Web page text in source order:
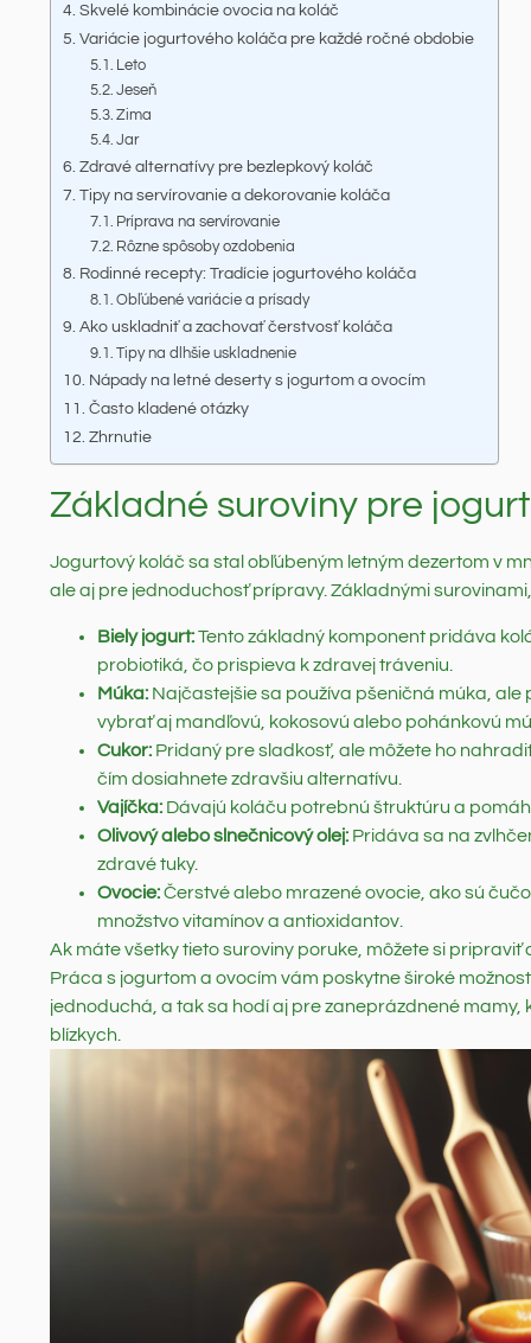
Skvelé kombinácie ovocia na koláč
Variácie jogurtového koláča pre každé ročné obdobie
Leto
Jeseň
Zima
Jar
Zdravé alternatívy pre bezlepkový koláč
Tipy na servírovanie a dekorovanie koláča
Príprava na servírovanie
Rôzne spôsoby ozdobenia
Rodinné recepty: Tradície jogurtového koláča
Obľúbené variácie a prísady
Ako uskladniť a zachovať čerstvosť koláča
Tipy na dlhšie uskladnenie
Nápady na letné deserty s jogurtom a ovocím
Často kladené otázky
Zhrnutie
Základné suroviny pre
Jogurtový koláč sa stal obľúbeným letným dezertom v
ale aj pre jednoduchosť prípravy. Základnými
Biely jogurt:Tento základný komponent pridáva
probiotiká, čo prispieva k zdravej tráveniu.
Múka: Najčastejšie sa používa pšeničná múka,
vybrať aj mandľovú, kokosovú alebo pohánkovú
Cukor: Pridaný pre sladkosť, ale môžete ho
čím dosiahnete zdravšiu alternatívu.
Vajíčka: Dávajú koláču potrebnú štruktúru a
Olivový alebo slnečnicový olej: Pridáva sa na
zdravé tuky.
Ovocie:Čerstvé alebo mrazené ovocie, ako sú
množstvo vitamínov a antioxidantov.
Ak máte všetky tieto suroviny poruke, môžete si
Práca s jogurtom a ovocím vám poskytne široké
jednoduchá, a tak sa hodí aj pre zaneprázdnené
blízkych.